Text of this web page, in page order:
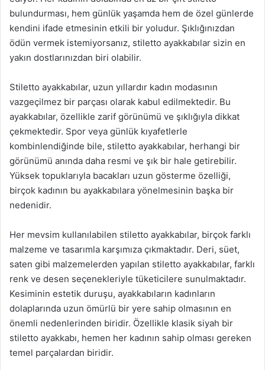
bulundurması, hem günlük yaşamda hem de özel günlerde
kendini ifade etmesinin etkili bir yoludur. Şıklığınızdan
ödün vermek istemiyorsanız, stiletto ayakkabılar sizin en
yakın dostlarınızdan biri olabilir.
Stiletto ayakkabılar, uzun yıllardır kadın modasının
vazgeçilmez bir parçası olarak kabul edilmektedir. Bu
ayakkabılar, özellikle zarif görünümü ve şıklığıyla dikkat
çekmektedir. Spor veya günlük kıyafetlerle
kombinlendiğinde bile, stiletto ayakkabılar, herhangi bir
görünümü anında daha resmi ve şık bir hale getirebilir.
Yüksek topuklarıyla bacakları uzun gösterme özelliği,
birçok kadının bu ayakkabılara yönelmesinin başka bir
nedenidir.
Her mevsim kullanılabilen stiletto ayakkabılar, birçok farklı
malzeme ve tasarımla karşımıza çıkmaktadır. Deri, süet,
saten gibi malzemelerden yapılan stiletto ayakkabılar, farklı
renk ve desen seçenekleriyle tüketicilere sunulmaktadır.
Kesiminin estetik duruşu, ayakkabıların kadınların
dolaplarında uzun ömürlü bir yere sahip olmasının en
önemli nedenlerinden biridir. Özellikle klasik siyah bir
stiletto ayakkabı, hemen her kadının sahip olması gereken
temel parçalardan biridir.